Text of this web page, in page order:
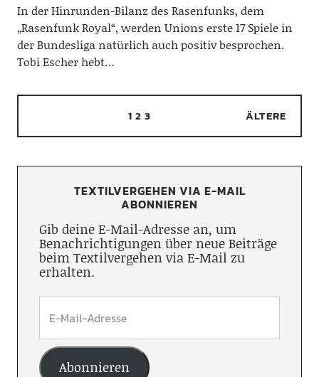
In der Hinrunden-Bilanz des Rasenfunks, dem
„Rasenfunk Royal“, werden Unions erste 17 Spiele in
der Bundesliga natürlich auch positiv besprochen.
Tobi Escher hebt…
1 2 3 ÄLTERE
TEXTILVERGEHEN VIA E-MAIL
ABONNIEREN
Gib deine E-Mail-Adresse an, um
Benachrichtigungen über neue Beiträge
beim Textilvergehen via E-Mail zu
erhalten.
Abonnieren